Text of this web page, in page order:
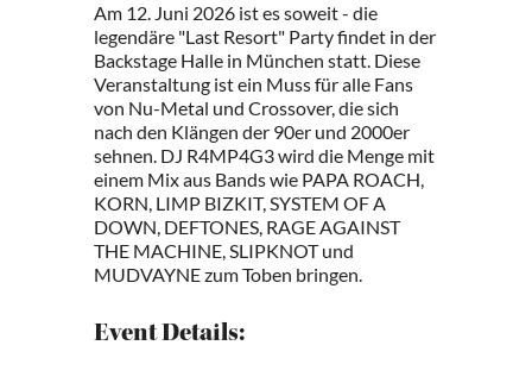
Am 12. Juni 2026 ist es soweit - die
legendäre "Last Resort" Party findet in der
Backstage Halle in München statt. Diese
Veranstaltung ist ein Muss für alle Fans
von Nu-Metal und Crossover, die sich
nach den Klängen der 90er und 2000er
sehnen. DJ R4MP4G3 wird die Menge mit
einem Mix aus Bands wie PAPA ROACH,
KORN, LIMP BIZKIT, SYSTEM OF A
DOWN, DEFTONES, RAGE AGAINST
THE MACHINE, SLIPKNOT und
MUDVAYNE zum Toben bringen.
Event Details: